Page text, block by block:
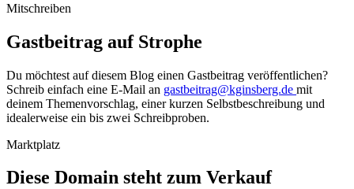
Mitschreiben
Gastbeitrag auf Strophe
Du möchtest auf diesem Blog einen Gastbeitrag veröffentlichen?
Schreib einfach eine E-Mail an gastbeitrag@kginsberg.de mit
deinem Themenvorschlag, einer kurzen Selbstbeschreibung und
idealerweise ein bis zwei Schreibproben.
Marktplatz
Diese Domain steht zum Verkauf